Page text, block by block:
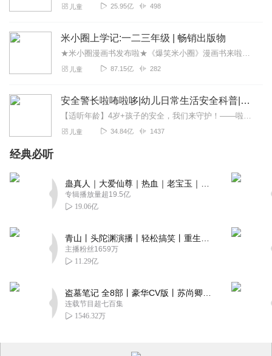
儿童 25.95亿 498
米小圈上学记:一二三年级 | 畅销出版物
★米小圈漫画书发布啦★《爆笑米小圈》漫画书来啦《米小圈上学记》一二三年级正版广播剧！《米小圈上学记》系列是儿童作家北猫最新创作的儿童小说系列，作品诙谐幽默、好...
儿童 87.15亿 282
安全警长啦咘啦哆|幼儿日常生活安全科普|宝宝巴士
【适听年龄】4岁+孩子的安全，我们来守护！——啦咘啦哆警长宣孩子天生爱冒险，好奇心爆棚！不是在大马路上比赛跑，就是踩着椅子上下跳，怎样才能保护孩子平安长大？听...
儿童 34.84亿 1437
经典必听
专辑播放量超19.5亿
19.06亿
主播粉丝1659万
11.29亿
连载节目超七百集
1546.32万